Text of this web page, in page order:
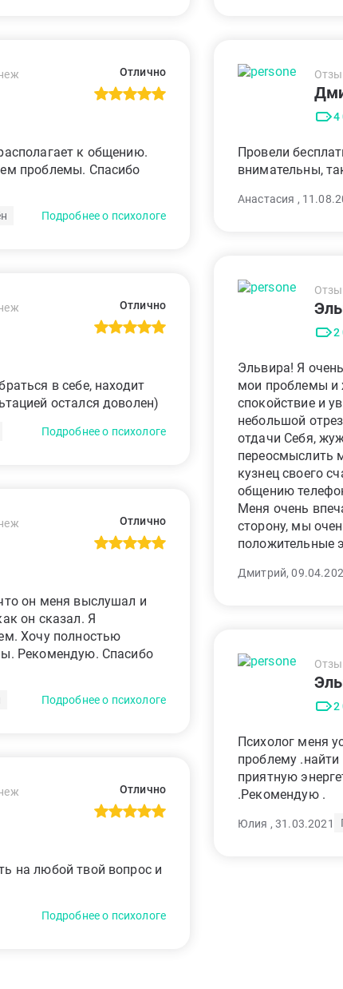
Отлично
к общению.
проблемы. Спасибо
Подробнее о психологе
Отлично
в себе, находит
остался доволен)
Подробнее о психологе
Отлично
он меня выслушал и
он сказал. Я
Хочу полностью
Рекомендую. Спасибо
Подробнее о психологе
Отлично
на любой твой вопрос и
Подробнее о психологе
4
Провели
внимательны,
Анастасия ,
2
Эльвира! Я
мои проблемы и
спокойствие и
небольшой
отдачи Себя,
переосмыслить
кузнец своего
общению
Меня очень
сторону, мы
положительные
Дмитрий,
2
Психолог меня
проблему
приятную
.Рекомендую .
Юлия , 31.03.2021